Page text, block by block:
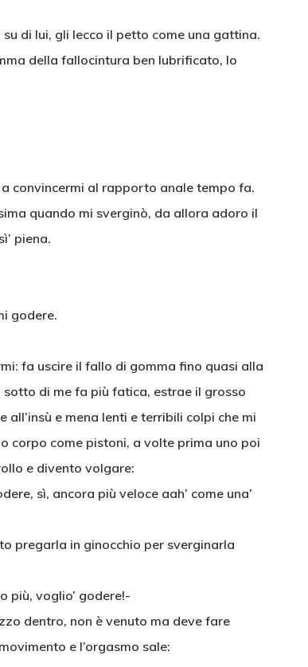
di lui, gli lecco il petto come una gattina.
della fallocintura ben lubrificato, lo
convincermi al rapporto anale tempo fa.
quando mi sverginò, da allora adoro il
piena.
godere.
fa uscire il fallo di gomma fino quasi alla
di me fa più fatica, estrae il grosso
e mena lenti e terribili colpi che mi
corpo come pistoni, a volte prima uno poi
e divento volgare:
sì, ancora più veloce aah’ come una’
pregarla in ginocchio per sverginarla
più, voglio’ godere!-
dentro, non è venuto ma deve fare
e l’orgasmo sale: